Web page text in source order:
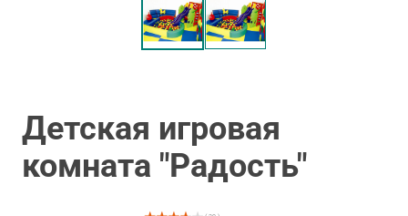
Детская игровая
комната "Радость"